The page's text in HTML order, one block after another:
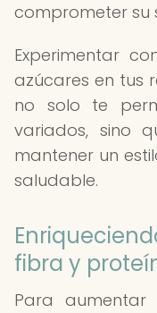
comprometer su
Experimentar
azúcares en tus
no solo te
variados, sino
mantener un
saludable.
fibra y
Para